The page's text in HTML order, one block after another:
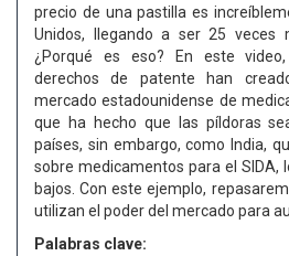
precio de una pastilla es
Unidos, llegando a ser 25 veces
¿Porqué es eso? En este
derechos de patente han
mercado estadounidense de
que ha hecho que las píldoras
países, sin embargo, como India,
sobre medicamentos para el SIDA,
bajos. Con este ejemplo,
utilizan el poder del mercado para
Palabras clave: